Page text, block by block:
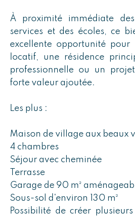
À proximité immédiate
services et des écoles, ce
excellente opportunité pour
locatif, une résidence
professionnelle ou un
forte valeur ajoutée.
Les plus :
Maison de village aux beaux
4 chambres
Séjour avec cheminée
Terrasse
Garage de 90 m²
Sous-sol d'environ 130 m²
Possibilité de créer